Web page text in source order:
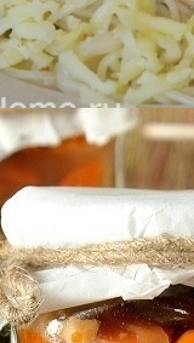
За Женской
Соусе